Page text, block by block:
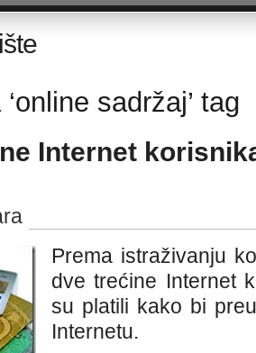
sadržaj’ tag
Internet
Prema istraživanju
dve trećine Internet
su platili kako bi
Internetu.